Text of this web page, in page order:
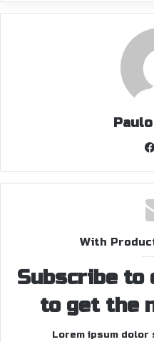
With
Subscribe
to get the
Lorem ipsum